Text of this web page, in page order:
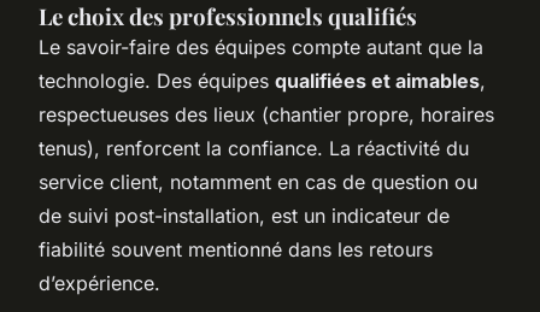
Le choix des professionnels qualifiés
Le savoir-faire des équipes compte autant que la
technologie. Des équipes qualifiées et aimables,
respectueuses des lieux (chantier propre, horaires
tenus), renforcent la confiance. La réactivité du
service client, notamment en cas de question ou
de suivi post-installation, est un indicateur de
fiabilité souvent mentionné dans les retours
d’expérience.